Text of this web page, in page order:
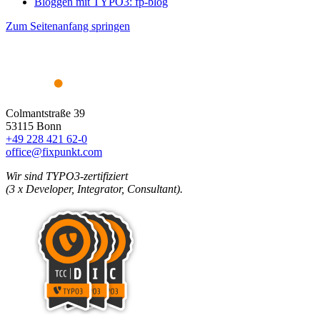
Zum Seitenanfang springen
Colmantstraße 39
53115 Bonn
+49 228 421 62-0
office@fixpunkt.com
Wir sind TYPO3-zertifiziert
(3 x Developer, Integrator, Consultant).